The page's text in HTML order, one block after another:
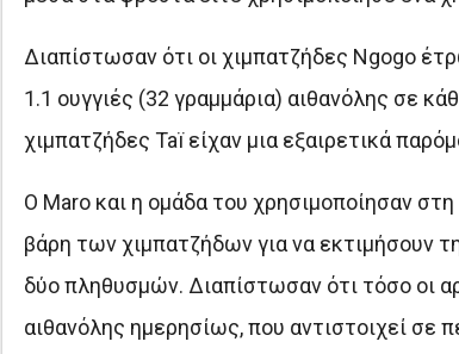
Διαπίστωσαν ότι οι χιμπατζήδες Ngogo
1.1 ουγγιές (32 γραμμάρια) αιθανόλης σε
χιμπατζήδες Taï είχαν μια εξαιρετικά
Ο Maro και η ομάδα του χρησιμοποίησαν
βάρη των χιμπατζήδων για να εκτιμήσουν
δύο πληθυσμών. Διαπίστωσαν ότι τόσο οι
αιθανόλης ημερησίως, που αντιστοιχεί σε